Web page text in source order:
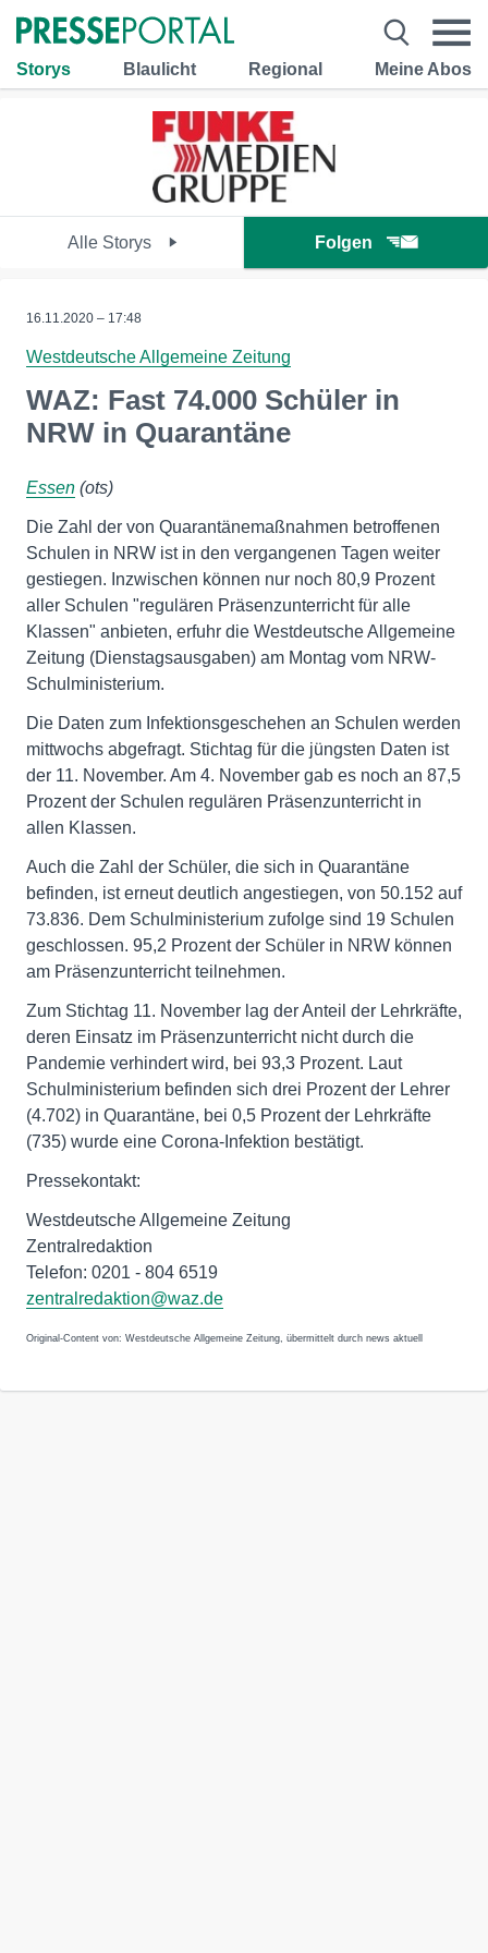
Storys Blaulicht Regional Meine Abos
Alle Storys Folgen
16.11.2020 – 17:48
Westdeutsche Allgemeine Zeitung
WAZ: Fast 74.000 Schüler in
NRW in Quarantäne
Essen (ots)
Die Zahl der von Quarantänemaßnahmen betroffenen
Schulen in NRW ist in den vergangenen Tagen weiter
gestiegen. Inzwischen können nur noch 80,9 Prozent
aller Schulen "regulären Präsenzunterricht für alle
Klassen" anbieten, erfuhr die Westdeutsche Allgemeine
Zeitung (Dienstagsausgaben) am Montag vom NRW-
Schulministerium.
Die Daten zum Infektionsgeschehen an Schulen werden
mittwochs abgefragt. Stichtag für die jüngsten Daten ist
der 11. November. Am 4. November gab es noch an 87,5
Prozent der Schulen regulären Präsenzunterricht in
allen Klassen.
Auch die Zahl der Schüler, die sich in Quarantäne
befinden, ist erneut deutlich angestiegen, von 50.152 auf
73.836. Dem Schulministerium zufolge sind 19 Schulen
geschlossen. 95,2 Prozent der Schüler in NRW können
am Präsenzunterricht teilnehmen.
Zum Stichtag 11. November lag der Anteil der Lehrkräfte,
deren Einsatz im Präsenzunterricht nicht durch die
Pandemie verhindert wird, bei 93,3 Prozent. Laut
Schulministerium befinden sich drei Prozent der Lehrer
(4.702) in Quarantäne, bei 0,5 Prozent der Lehrkräfte
(735) wurde eine Corona-Infektion bestätigt.
Pressekontakt:
Westdeutsche Allgemeine Zeitung
Zentralredaktion
Telefon: 0201 - 804 6519
zentralredaktion@waz.de
Original-Content von: Westdeutsche Allgemeine Zeitung, übermittelt durch news aktuell